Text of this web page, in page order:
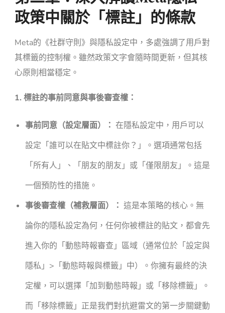
政策中關於「標註」的條款
Meta的《社群守則》與隱私設定中，多處強調了用戶對
其標籤的控制權。雖然政策文字會隨時間更新，但其核
心原則相當穩定。
1. 標註的事前同意與事後審查權：
事前同意（設定層面）： 在隱私設定中，用戶可以
設定「誰可以在貼文中標註你？」。選項通常包括
「所有人」、「朋友的朋友」或「僅限朋友」。這是
一個預防性的措施。
事後審查權（補救層面）： 這是本策略的核心。無
論你的隱私設定為何，任何你被標註的貼文，都會先
進入你的「動態時報審查」區域（通常位於「設定與
隱私」>「動態時報與標籤」中）。你擁有最終的決
定權，可以選擇「加到動態時報」或「移除標籤」。
而「移除標籤」正是我們對抗避雷文的第一步關鍵動